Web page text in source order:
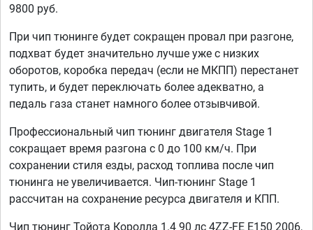
9800 руб.
При чип тюнинге будет сокращен провал при разгоне,
подхват будет значительно лучше уже с низких
оборотов, коробка передач (если не МКПП) перестанет
тупить, и будет переключать более адекватно, а
педаль газа станет намного более отзывчивой.
Профессиональный чип тюнинг двигателя Stage 1
сокращает время разгона с 0 до 100 км/ч. При
сохранении стиля езды, расход топлива после чип
тюнинга не увеличивается. Чип-тюнинг Stage 1
рассчитан на сохранение ресурса двигателя и КПП.
Чип тюнинг Тойота Королла 1.4 90 лс 4ZZ-FE E150 2006,